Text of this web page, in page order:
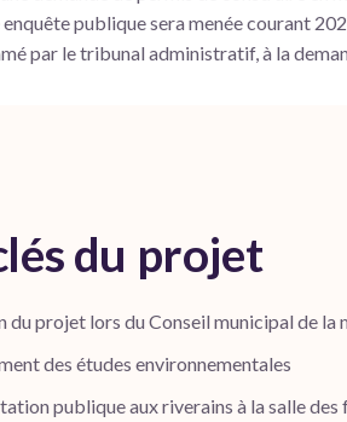
enquête publique sera menée courant
par le tribunal administratif, à la
du projet
du projet lors du Conseil municipal de la
des études environnementales
publique aux riverains à la salle des